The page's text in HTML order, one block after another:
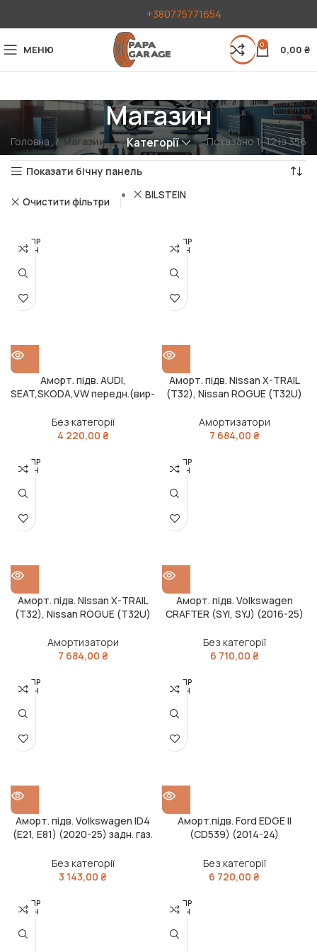
+380775771654
МЕНЮ 0 0,00 ₴
Магазин
Категорії
Головна Магазин Показано 1–12 із 356
Показати бічну панель
Очистити фільтри
BILSTEIN
РОЗПР
ОДАН
Аморт. підв. AUDI,
SEAT,SKODA,VW передн.(вир-
Без категорії
4 220,00 ₴
РОЗПР
ОДАН
Аморт. підв. Nissan X-TRAIL
(T32), Nissan ROGUE (T32U)
Амортизатори
7 684,00 ₴
РОЗПР
ОДАН
Аморт. підв. Nissan X-TRAIL
(T32), Nissan ROGUE (T32U)
Амортизатори
7 684,00 ₴
РОЗПР
ОДАН
Аморт. підв. Volkswagen
CRAFTER (SYI, SYJ) (2016-25)
Без категорії
6 710,00 ₴
РОЗПР
ОДАН
Аморт. підв. Volkswagen ID4
(E21, E81) (2020-25) задн. газ.
Без категорії
3 143,00 ₴
РОЗПР
ОДАН
Аморт.підв. Ford EDGE II
(CD539) (2014-24)
BILSTEIN)
Без категорії
6 720,00 ₴
РОЗПР
ОДАН
РОЗПР
ОДАН